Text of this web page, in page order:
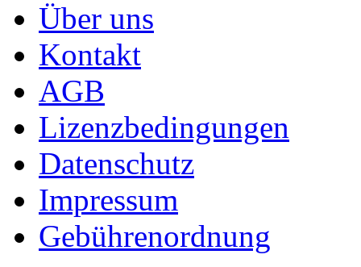
Über uns
Kontakt
AGB
Lizenzbedingungen
Datenschutz
Impressum
Gebührenordnung